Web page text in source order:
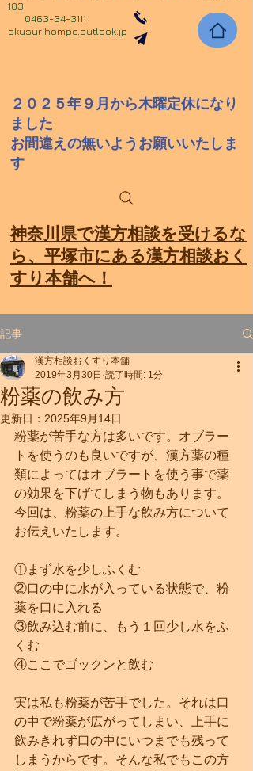
103
0463-34-3111
okusurihompo.outlook.jp
２０２５年９月から木曜定休になり
ました
​お間違えの無いようお願いいたしま
す
​神奈川県で漢方相談を受けるな
ら、平塚市にある漢方相談おく
すり本舗へ！
記事
粉薬の飲み方
漢方相談おくすり本舗
2019年3月30日 読了時間: 1分
更新日： 2025年9月14日
粉薬が苦手な方は多いです。オブラー
トを使うのも良いですが、漢方薬の種
類によってはオブラートを使う事で薬
の効果を下げてしまう物もあります。
今回は、粉薬の上手な飲み方について
お伝えいたします。
①まず水を少しふくむ
②口の中に水が入っている状態で、粉
薬を口に入れる
③飲み込む前に、もう１回少し水をふ
くむ
④ここでゴックンと飲む
実は私も粉薬が苦手でした。それは口
の中で粉薬が広がってしまい、上手に
飲みきれず口の中にいつまでも残って
しまうからです。そんな私でもこの方